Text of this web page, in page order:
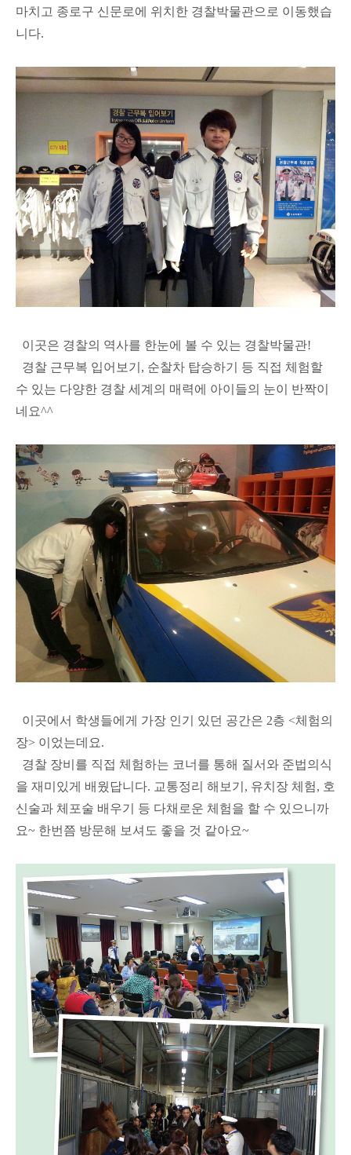
마치고 종로구 신문로에 위치한 경찰박물관으로 이동했습
니다.
이곳은 경찰의 역사를 한눈에 볼 수 있는 경찰박물관!
경찰 근무복 입어보기, 순찰차 탑승하기 등 직접 체험할
수 있는 다양한 경찰 세계의 매력에 아이들의 눈이 반짝이
네요^^
이곳에서 학생들에게 가장 인기 있던 공간은 2층 <체험의
장> 이었는데요.
경찰 장비를 직접 체험하는 코너를 통해 질서와 준법의식
을 재미있게 배웠답니다. 교통정리 해보기, 유치장 체험, 호
신술과 체포술 배우기 등 다채로운 체험을 할 수 있으니까
요~ 한번쯤 방문해 보셔도 좋을 것 같아요~